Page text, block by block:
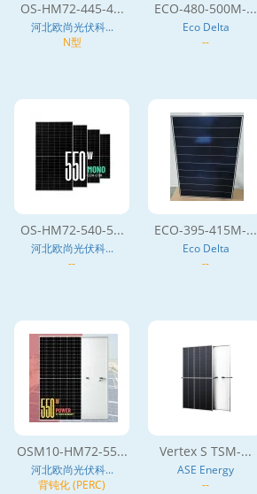
OS-HM72-445-4...
河北欧尚光伏科...
N型
ECO-480-500M-...
Eco Delta
--
OS-HM72-540-5...
河北欧尚光伏科...
--
ECO-395-415M-...
Eco Delta
--
OSM10-HM72-55...
河北欧尚光伏科...
背钝化 (PERC)
Vertex S TSM-...
ASE Energy
--